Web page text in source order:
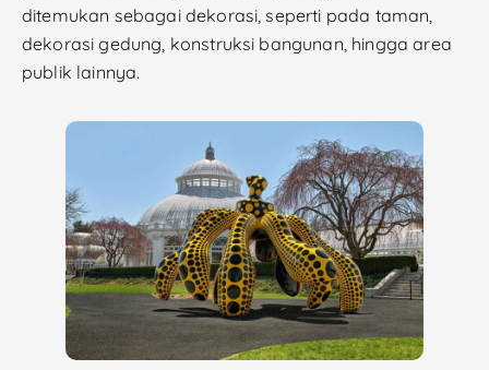
ditemukan sebagai dekorasi, seperti pada taman,
dekorasi gedung, konstruksi bangunan, hingga area
publik lainnya.